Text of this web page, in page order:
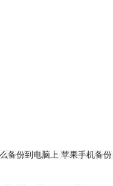
备份到电脑上 苹果手机备份